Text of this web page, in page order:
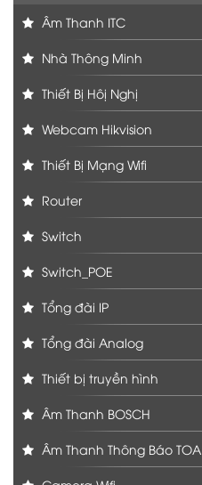
Âm Thanh ITC
Nhà Thông Minh
Thiết Bị Hôị Nghị
Webcam Hikvision
Thiết Bị Mạng Wifi
Router
Switch
Switch_POE
Tổng đài IP
Tổng đài Analog
Thiết bị truyền hình
Âm Thanh BOSCH
Âm Thanh Thông Báo TOA